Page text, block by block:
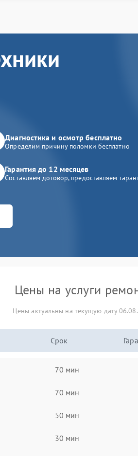
Диагностика и осмотр бесплатно
Определим причину поломки бесплатно
Гарантия до 12 месяцев
Составляем договор, предоставляем
Цены на услуги
Цены актуальны на текущую дату
Срок
70 мин
70 мин
50 мин
30 мин